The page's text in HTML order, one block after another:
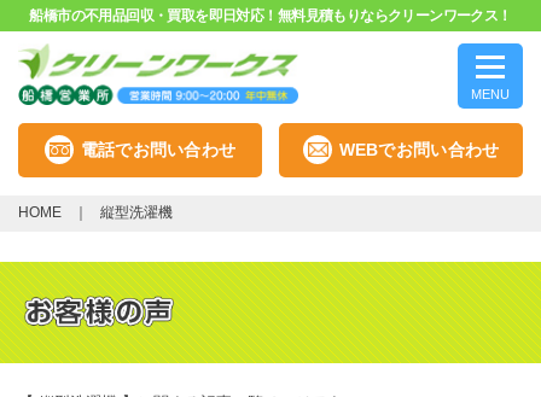
船橋市の不用品回収・買取を即日対応！無料見積もりならクリーンワークス！
MENU
電話でお問い合わせ WEBでお問い合わせ
HOME 縦型洗濯機